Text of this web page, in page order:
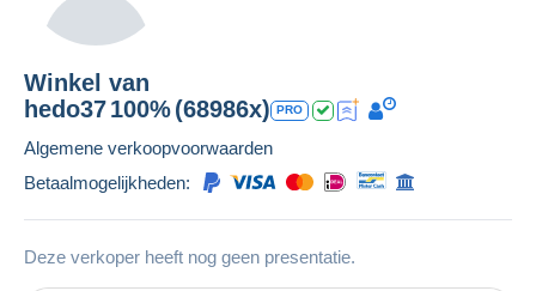
Winkel van
hedo37100%(68986x) PRO
Algemene verkoopvoorwaarden
Betaalmogelijkheden:
Deze verkoper heeft nog geen presentatie.